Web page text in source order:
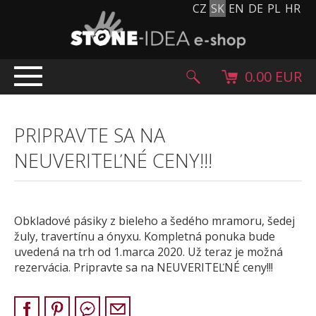
CZ SK EN DE PL HR
PRODUKTY
Kamenný koberec
Kamenné dlažby a obklady
Doplnkový sortiment
Výrobky z kameňa
Kamenné bloky
Terazzo
0.00 EUR
PRIPRAVTE SA NA
NEUVERITEĽNÉ CENY!!!
Obkladové pásiky z bieleho a šedého mramoru, šedej
žuly, travertínu a ónyxu. Kompletná ponuka bude
uvedená na trh od 1.marca 2020. Už teraz je možná
rezervácia. Pripravte sa na NEUVERITEĽNÉ ceny!!!